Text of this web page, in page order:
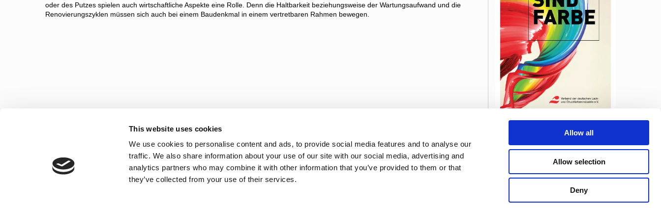
This website uses cookies
We use cookies to personalise content and ads, to provide social media features and to analyse our
traffic. We also share information about your use of our site with our social media, advertising and
analytics partners who may combine it with other information that you’ve provided to them or that
they’ve collected from your use of their services.
Allow all
Allow selection
Deny
oder des Putzes spielen auch wirtschaftliche Aspekte eine Rolle. Denn die Haltbarkeit beziehungsweise der Wartungsaufwand und die
Renovierungszyklen müssen sich auch bei einem Baudenkmal in einem vertretbaren Rahmen bewegen.
Farben, Lacke und Druckfarben stehen für
Wohlfühlen und individuelles Erleben.
schmücken, informieren und bieten
Orientierung. Diese Broschüre zeigt
unsere vielfältige Branche und gibt einen
Überblick, welche Vorteile die
Mitgliedschaft in unserem innovativen und
starken Netzwerk hat.